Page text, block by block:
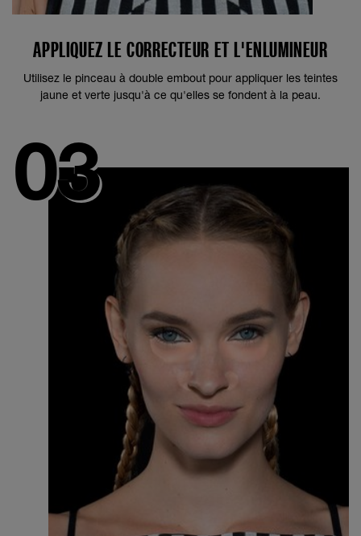
APPLIQUEZ LE CORRECTEUR ET L'ENLUMINEUR
Utilisez le pinceau à double embout pour appliquer les teintes
jaune et verte jusqu'à ce qu'elles se fondent à la peau.